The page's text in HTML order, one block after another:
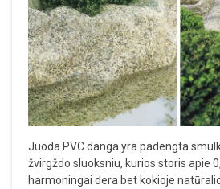
Juoda PVC danga yra padengta
žvirgždo sluoksniu, kurios storis apie
harmoningai dera bet kokioje